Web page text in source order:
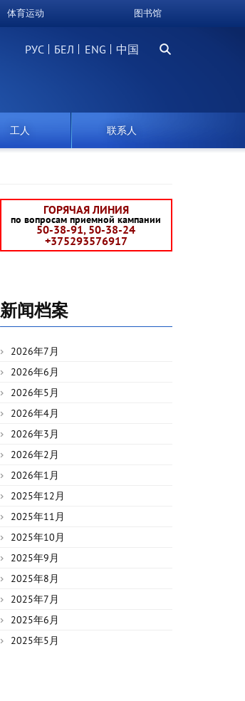
体育运动 图书馆
РУС БЕЛ 中国
搜
工人 联系人
ГОРЯЧАЯ ЛИНИЯ
по вопросам приемной кампании
50-38-91, 50-38-24
+375293576917
新闻档案
2026年7月
2026年6月
2026年5月
2026年4月
2026年3月
2026年2月
2026年1月
2025年12月
2025年11月
2025年10月
2025年9月
2025年8月
2025年7月
2025年6月
2025年5月